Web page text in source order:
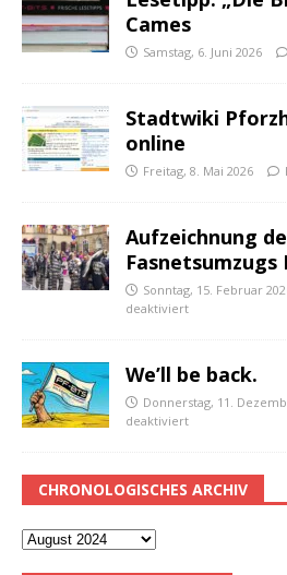
Cames
Samstag, 6. Juni 2026
Stadtwiki
online
Freitag, 8. Mai 2026
Aufzeichnung
Sonntag, 15. Februar
deaktiviert
We’ll be back.
Donnerstag, 11.
deaktiviert
CHRONOLOGISCHES ARCHIV